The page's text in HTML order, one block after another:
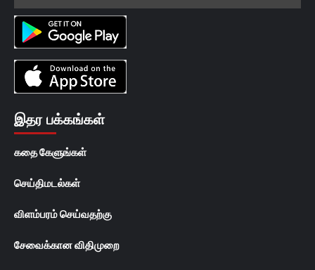
இதர பக்கங்கள்
கதை கேளுங்கள்
செய்திமடல்கள்
விளம்பரம் செய்வதற்கு
சேவைக்கான விதிமுறை